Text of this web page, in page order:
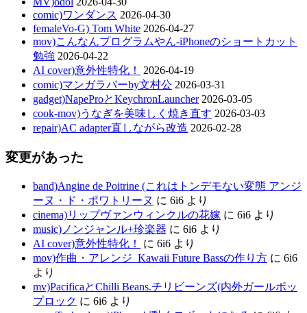
comic)ワンダンス 2026-04-30
femaleVo-G) Tom White 2026-04-27
mov)こんなんプログラムやん-iPhoneのショートカット
勉強 2026-04-22
AI cover)意外性特化！
2026-04-19
comic)マンガラバーby文村公 2026-03-31
gadget)NapeProとKeychronLauncher 2026-03-05
cook-mov)うなぎを美味しく焼き直す 2026-03-03
repair)AC adapter直しながら改造 2026-02-28
変更があった
band)Angine de Poitrine (これはトンデモない変態 アンジ
ーヌ・ド・ポワトリーヌ に 6i6 より
cinema)リップヴァンウィンクルの花嫁 に 6i6 より
music)ノンジャンル+珍楽器 に 6i6 より
AI cover)意外性特化！
に 6i6 より
mov)作曲・アレンジ_Kawaii Future Bassの作り方 に 6i6
より
mv)PacificaとChilli Beans.チリビーンズ(内外ガールポッ
プロック に 6i6 より